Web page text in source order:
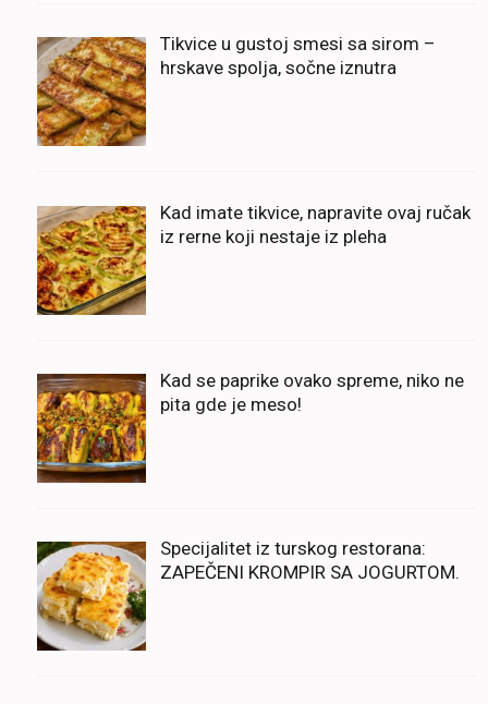
Tikvice u gustoj smesi sa sirom –
hrskave spolja, sočne iznutra
Kad imate tikvice, napravite ovaj ručak
iz rerne koji nestaje iz pleha
Kad se paprike ovako spreme, niko ne
pita gde je meso!
Specijalitet iz turskog restorana:
ZAPEČENI KROMPIR SA JOGURTOM.